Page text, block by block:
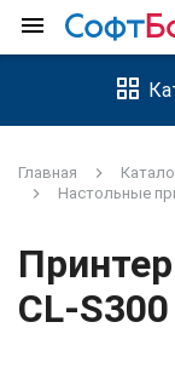
menu
Главная
Настольные
CL-S300